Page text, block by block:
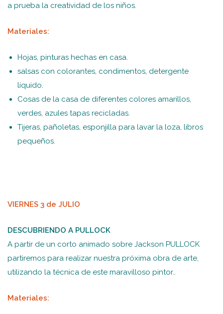
a prueba la creatividad de los niños.
Materiales:
Hojas, pinturas hechas en casa.
salsas con colorantes, condimentos, detergente
líquido.
Cosas de la casa de diferentes colores amarillos,
verdes, azules tapas recicladas.
Tijeras, pañoletas, esponjilla para lavar la loza, libros
pequeños.
VIERNES 3 de JULIO
DESCUBRIENDO A PULLOCK
A partir de un corto animado sobre Jackson PULLOCK
partiremos para realizar nuestra próxima obra de arte,
utilizando la técnica de este maravilloso pintor..
Materiales: